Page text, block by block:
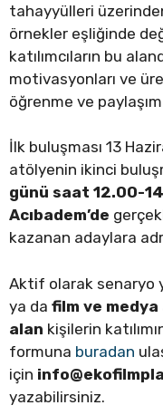
tahayyülleri
örnekler eşliğinde
katılımcıların bu
motivasyonları ve
öğrenme ve
İlk buluşması 13
atölyenin ikinci
günü saat 12.00-
Acıbadem’de
kazanan adaylara
Aktif olarak senaryo
ya da film ve
alan kişilerin
formuna buradan
için
yazabilirsiniz.